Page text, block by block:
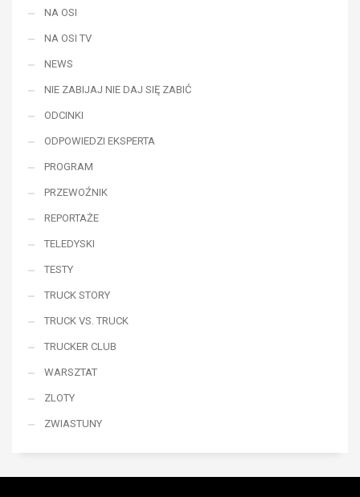
NA OSI
NA OSI TV
NEWS
NIE ZABIJAJ NIE DAJ SIĘ ZABIĆ
ODCINKI
ODPOWIEDZI EKSPERTA
PROGRAM
PRZEWOŹNIK
REPORTAŻE
TELEDYSKI
TESTY
TRUCK STORY
TRUCK VS. TRUCK
TRUCKER CLUB
WARSZTAT
ZLOTY
ZWIASTUNY